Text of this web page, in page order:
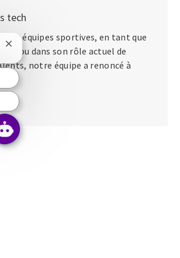
tech
des équipes sportives, en tant que
ou dans son rôle actuel de
notre équipe a renoncé à
Fermer la notification du chatbot